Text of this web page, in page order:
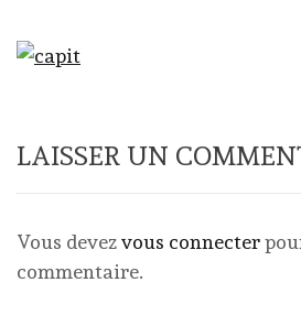
LAISSER UN
Vous devezvous connecter
commentaire.